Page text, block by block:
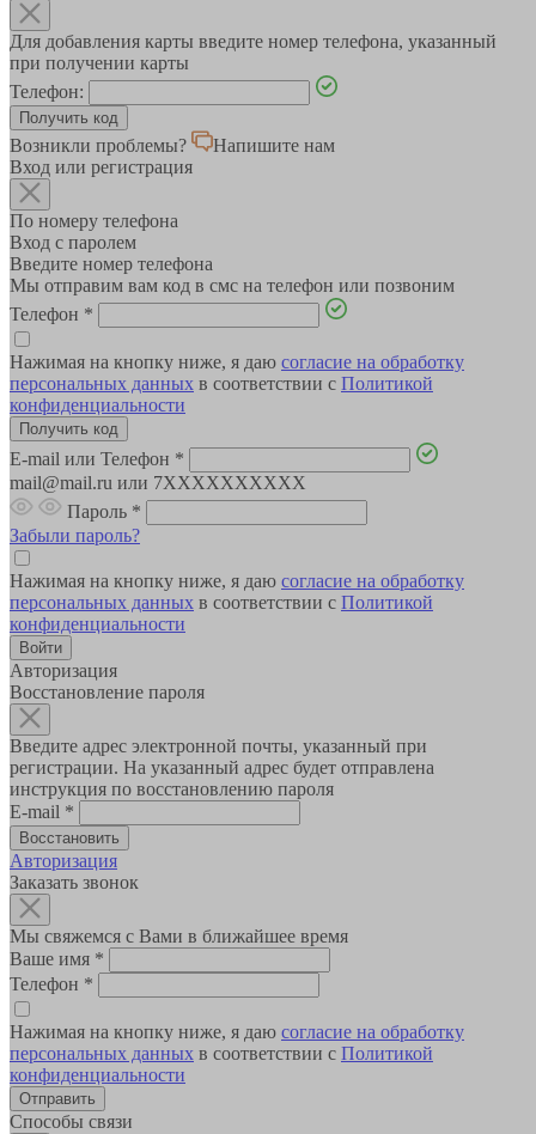
Для добавления карты введите номер телефона, указанный
при получении карты
Телефон:
Возникли проблемы?
Напишите нам
Вход или регистрация
По номеру телефона
Вход с паролем
Введите номер телефона
Мы отправим вам код в смс на телефон или позвоним
Телефон *
Нажимая на кнопку ниже, я даю согласие на обработку
персональных данных в соответствии с Политикой
конфиденциальности
E-mail или Телефон *
mail@mail.ru или 7XXXXXXXXXX
Пароль *
Забыли пароль?
Нажимая на кнопку ниже, я даю согласие на обработку
персональных данных в соответствии с Политикой
конфиденциальности
Авторизация
Восстановление пароля
Введите адрес электронной почты, указанный при
регистрации. На указанный адрес будет отправлена
инструкция по восстановлению пароля
E-mail *
Авторизация
Заказать звонок
Мы свяжемся с Вами в ближайшее время
Ваше имя *
Телефон *
Нажимая на кнопку ниже, я даю согласие на обработку
персональных данных в соответствии с Политикой
конфиденциальности
Способы связи